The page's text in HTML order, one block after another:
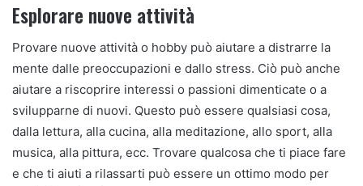
Esplorare nuove attività
Provare nuove attività o hobby può aiutare a distrarre la
mente dalle preoccupazioni e dallo stress. Ciò può anche
aiutare a riscoprire interessi o passioni dimenticate o a
svilupparne di nuovi. Questo può essere qualsiasi cosa,
dalla lettura, alla cucina, alla meditazione, allo sport, alla
musica, alla pittura, ecc. Trovare qualcosa che ti piace fare
e che ti aiuti a rilassarti può essere un ottimo modo per